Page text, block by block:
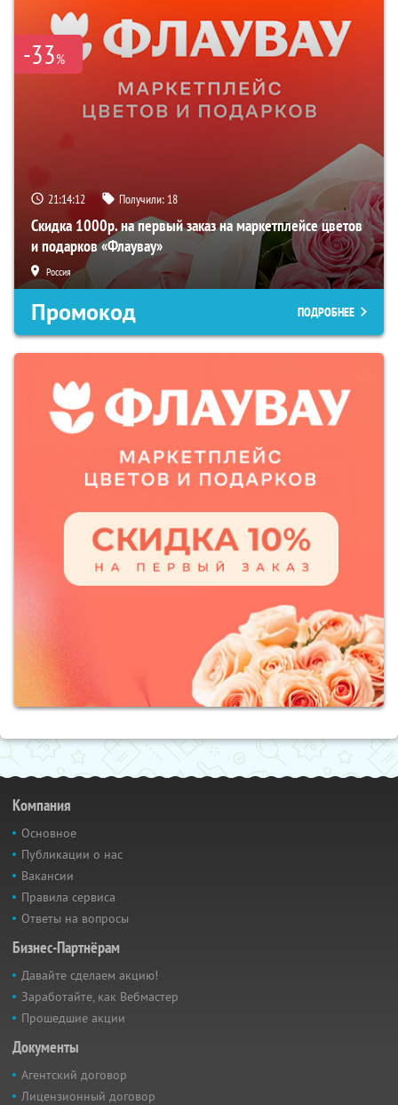
-33%
21:14:11 Получили: 18
Скидка 1000р. на первый заказ на маркетплейсе цветов
и подарков «Флаувау»
Россия
Промокод ПОДРОБНЕЕ
Компания
Основное
Публикации о нас
Вакансии
Правила сервиса
Ответы на вопросы
Бизнес-Партнёрам
Давайте сделаем акцию!
Заработайте, как Вебмастер
Прошедшие акции
Документы
Агентский договор
Лицензионный договор